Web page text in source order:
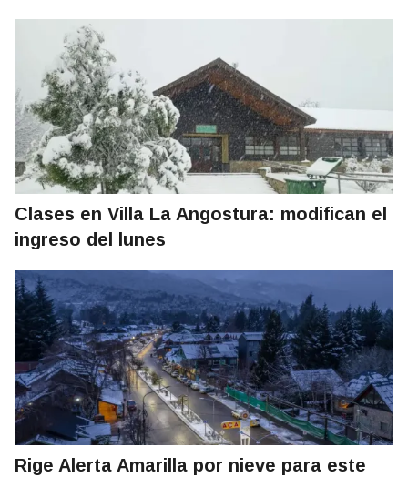
Clases en Villa La Angostura: modifican el
ingreso del lunes
Rige Alerta Amarilla por nieve para este